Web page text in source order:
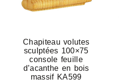
Chapiteau volutes
sculptées 100×75
console feuille
d’acanthe en bois
massif KA599